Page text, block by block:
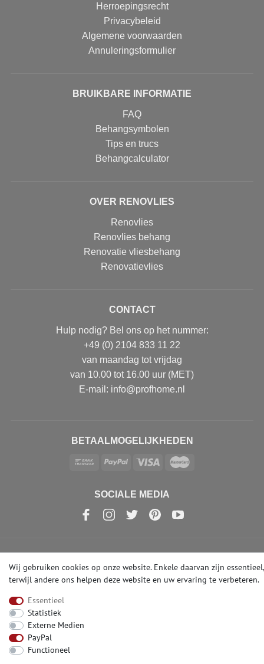
Herroepingsrecht
Privacybeleid
Algemene voorwaarden
Annuleringsformulier
BRUIKBARE INFORMATIE
FAQ
Behangsymbolen
Tips en trucs
Behangcalculator
OVER RENOVLIES
Renovlies
Renovlies behang
Renovatie vliesbehang
Renovatievlies
CONTACT
Hulp nodig? Bel ons op het nummer:
+49 (0) 2104 833 11 22
van maandag tot vrijdag
van 10.00 tot 16.00 uur (MET)
E-mail: info@profhome.nl
BETAALMOGELIJKHEDEN
SOCIALE MEDIA
© Copyright 2026 | e-Delux GmbH
Wij gebruiken cookies op onze website. Enkele daarvan zijn essentieel,
terwijl andere ons helpen deze website en uw ervaring te verbeteren.
Essentieel
Statistiek
Externe Medien
PayPal
Functioneel